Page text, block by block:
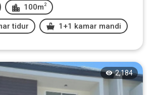
100m 2
tidur 1+1 kamar mandi
2,184